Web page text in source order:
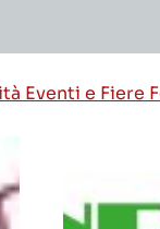
Eventi e Fiere